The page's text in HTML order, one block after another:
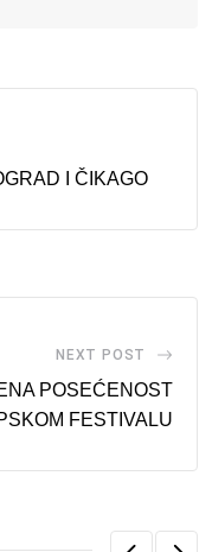
I ČIKAGO
NEXT POST
POSEĆENOST
FESTIVALU